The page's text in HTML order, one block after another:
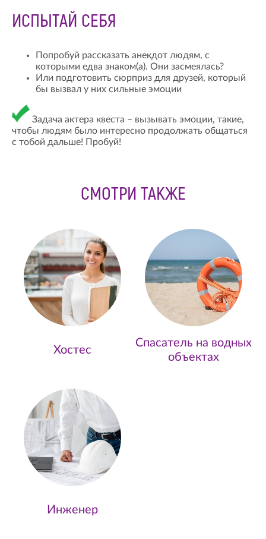
ИСПЫТАЙ СЕБЯ
Попробуй рассказать анекдот людям, с
которыми едва знаком(а). Они засмеялась?
Или подготовить сюрприз для друзей, который
бы вызвал у них сильные эмоции
Задача актера квеста – вызывать эмоции, такие,
чтобы людям было интересно продолжать общаться
с тобой дальше! Пробуй!
СМОТРИ ТАКЖЕ
Хостес
Спасатель на водных
объектах
Инженер